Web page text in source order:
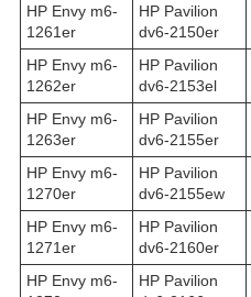
HP Envy m6-
1261er
HP Pavilion
dv6-2150er
HP Envy m6-
1262er
HP Pavilion
dv6-2153el
HP Envy m6-
1263er
HP Pavilion
dv6-2155er
HP Envy m6-
1270er
HP Pavilion
dv6-2155ew
HP Envy m6-
1271er
HP Pavilion
dv6-2160er
HP Envy m6-
HP Pavilion